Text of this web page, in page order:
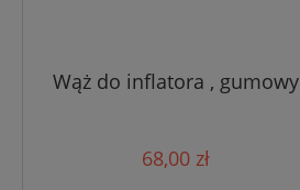
Wąż do inflatora , gumowy
68,00 zł